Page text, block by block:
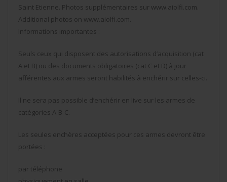
Saint Etienne. Photos supplémentaires sur www.aiolfi.com.
Additional photos on www.aiolfi.com.
Informations importantes :
Seuls ceux qui disposent des autorisations d’acquisition (cat
A et B) ou des documents obligatoires (cat C et D) à jour
afférentes aux armes seront habilités à enchérir sur celles-ci.
Il ne sera pas possible d’enchérir en live sur les armes de
catégories A-B-C.
Les seules enchères acceptées pour ces armes devront être
portées :
par téléphone